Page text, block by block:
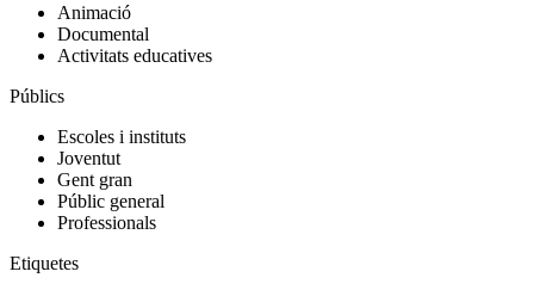
Animació
Documental
Activitats educatives
Públics
Escoles i instituts
Joventut
Gent gran
Públic general
Professionals
Etiquetes